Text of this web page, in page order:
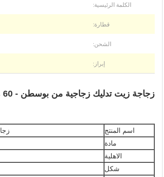
الكلمة الرئيسية:
قطارة:
الشحن:
إبراز:
زجاجة زيت تدليك زجاجية من بوسطن - 60 مل - عنبر للجسم
اسم المنتج
مادة
الاهلية
شكل